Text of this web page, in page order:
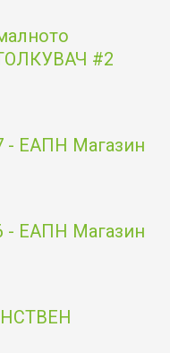
#2
- ЕАПН Магазин
- ЕАПН Магазин